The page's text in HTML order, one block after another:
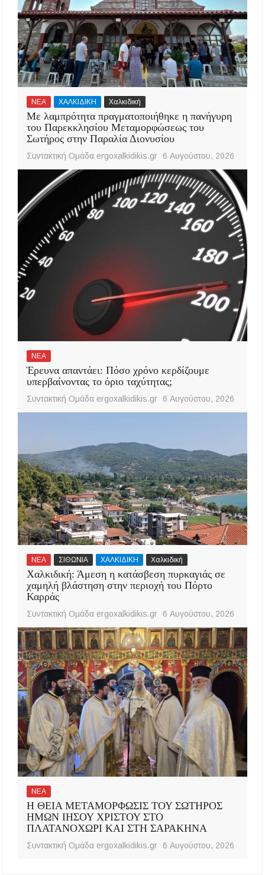
ΝΕΑ ΧΑΛΚΙΔΙΚΗ Χαλκιδική
Με λαμπρότητα πραγματοποιήθηκε η πανήγυρη
του Παρεκκλησίου Μεταμορφώσεως του
Σωτήρος στην Παραλία Διονυσίου
Συντακτική Ομάδα ergoxalkidikis.gr 6 Αυγούστου, 2026
ΝΕΑ
Έρευνα απαντάει: Πόσο χρόνο κερδίζουμε
υπερβαίνοντας το όριο ταχύτητας;
Συντακτική Ομάδα ergoxalkidikis.gr 6 Αυγούστου, 2026
ΝΕΑ ΣΙΘΩΝΙΑ ΧΑΛΚΙΔΙΚΗ Χαλκιδική
Χαλκιδική: Άμεση η κατάσβεση πυρκαγιάς σε
χαμηλή βλάστηση στην περιοχή του Πόρτο
Καρράς
Συντακτική Ομάδα ergoxalkidikis.gr 6 Αυγούστου, 2026
ΝΕΑ
Η ΘΕΙΑ ΜΕΤΑΜΟΡΦΩΣΙΣ ΤΟΥ ΣΩΤΗΡΟΣ
ΗΜΩΝ ΙΗΣΟΥ ΧΡΙΣΤΟΥ ΣΤΟ
ΠΛΑΤΑΝΟΧΩΡΙ ΚΑΙ ΣΤΗ ΣΑΡΑΚΗΝΑ
Συντακτική Ομάδα ergoxalkidikis.gr 6 Αυγούστου, 2026